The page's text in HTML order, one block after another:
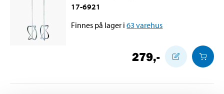
17-6921
Finnes på lager i 63 varehus
279,-